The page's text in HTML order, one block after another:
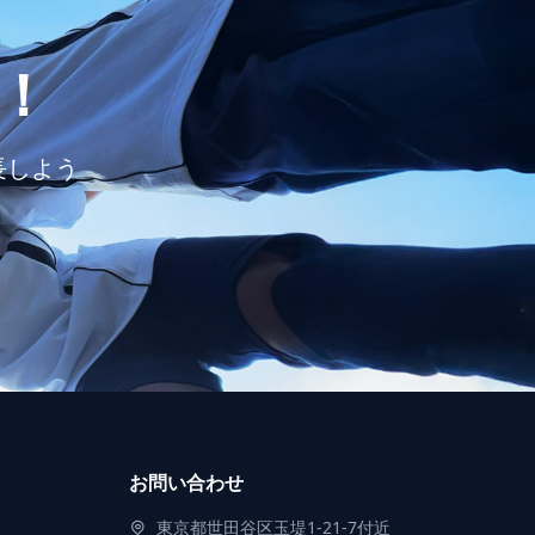
しよう
お問い合わせ
東京都世田谷区玉堤1-21-7付近